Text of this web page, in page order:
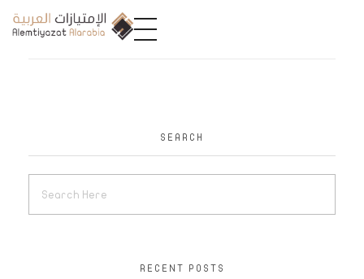
SEARCH
RECENT POSTS